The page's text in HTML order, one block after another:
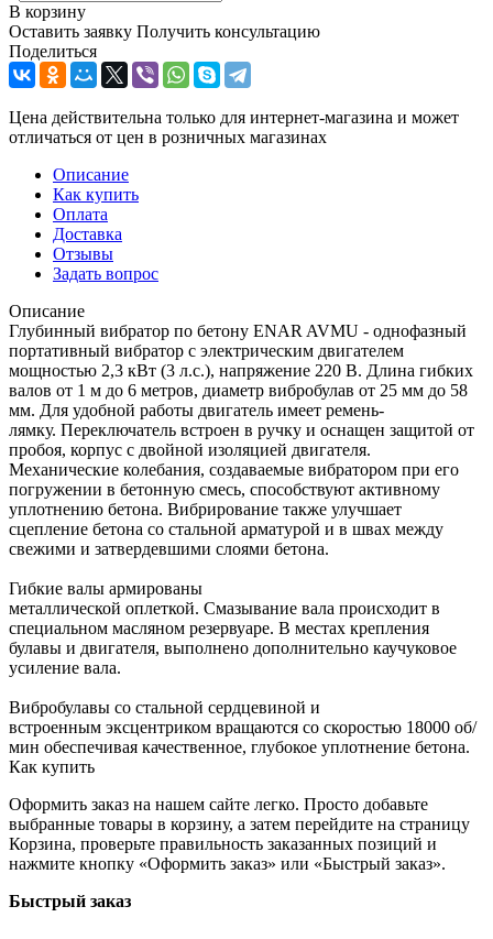
В корзину
Оставить заявку Получить консультацию
Поделиться
Цена действительна только для интернет-магазина и может
отличаться от цен в розничных магазинах
Описание
Как купить
Оплата
Доставка
Отзывы
Задать вопрос
Описание
Глубинный вибратор по бетону ENAR AVMU - однофазный
портативный вибратор с электрическим двигателем
мощностью 2,3 кВт (3 л.с.), напряжение 220 В. Длина гибких
валов от 1 м до 6 метров, диаметр вибробулав от 25 мм до 58
мм. Для удобной работы двигатель имеет ремень-
лямку. Переключатель встроен в ручку и оснащен защитой от
пробоя, корпус с двойной изоляцией двигателя.
Механические колебания, создаваемые вибратором при его
погружении в бетонную смесь, способствуют активному
уплотнению бетона. Вибрирование также улучшает
сцепление бетона со стальной арматурой и в швах между
свежими и затвердевшими слоями бетона.
Гибкие валы армированы
металлической оплеткой. Смазывание вала происходит в
специальном масляном резервуаре. В местах крепления
булавы и двигателя, выполнено дополнительно каучуковое
усиление вала.
Вибробулавы со стальной сердцевиной и
встроенным эксцентриком вращаются со скоростью 18000 об/
мин обеспечивая качественное, глубокое уплотнение бетона.
Как купить
Оформить заказ на нашем сайте легко. Просто добавьте
выбранные товары в корзину, а затем перейдите на страницу
Корзина, проверьте правильность заказанных позиций и
нажмите кнопку «Оформить заказ» или «Быстрый заказ».
Быстрый заказ